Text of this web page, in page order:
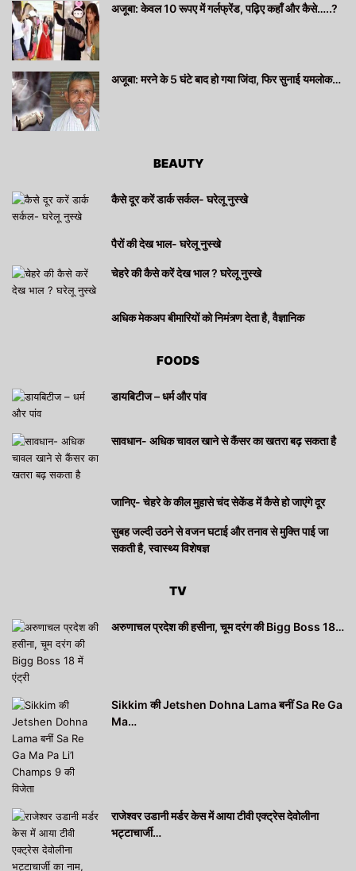
अजूबा: केवल 10 रूपए में गर्लफ्रेंड, पढ़िए कहाँ और कैसे…..?
अजूबा: मरने के 5 घंटे बाद हो गया जिंदा, फिर सुनाई यमलोक…
BEAUTY
कैसे दूर करें डार्क सर्कल- घरेलू नुस्खे
पैरों की देख भाल- घरेलू नुस्खे
चेहरे की कैसे करें देख भाल ? घरेलू नुस्खे
अधिक मेकअप बीमारियों को निमंत्र्ण देता है, वैज्ञानिक
FOODS
डायबिटीज – धर्म और पांव
सावधान- अधिक चावल खाने से कैंसर का खतरा बढ़ सकता है
जानिए- चेहरे के कील मुहासे चंद सेकेंड में कैसे हो जाएंगे दूर
सुबह जल्दी उठने से वजन घटाई और तनाव से मुक्ति पाई जा
सकती है, स्वास्थ्य विशेषज्ञ
TV
अरुणाचल प्रदेश की हसीना, चूम दरंग की Bigg Boss 18…
Sikkim की Jetshen Dohna Lama बनीं Sa Re Ga
Ma…
राजेश्वर उडानी मर्डर केस में आया टीवी एक्ट्रेस देवोलीना
भट्टाचार्जी…